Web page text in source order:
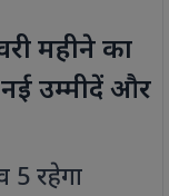
महीने का
उम्मीदें और
5 रहेगा